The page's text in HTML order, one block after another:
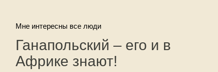
Мне интересны все люди
Ганапольский – его и в
Африке знают!